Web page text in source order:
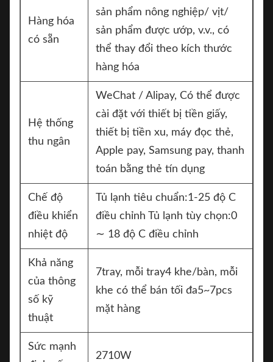
Hàng hóa
có sẵn
sản phẩm nông nghiệp/ vịt/
sản phẩm được ướp, v.v., có
thể thay đổi theo kích thước
hàng hóa
Hệ thống
thu ngân
WeChat / Alipay, Có thể được
cài đặt với thiết bị tiền giấy,
thiết bị tiền xu, máy đọc thẻ,
Apple pay, Samsung pay, thanh
toán bằng thẻ tín dụng
Chế độ
điều khiển
nhiệt độ
Tủ lạnh tiêu chuẩn:1-25 độ C
điều chỉnh Tủ lạnh tùy chọn:0
∼ 18 độ C điều chỉnh
Khả năng
của thông
số kỹ
thuật
7tray, mỗi tray4 khe/bàn, mỗi
khe có thể bán tối đa5~7pcs
mặt hàng
Sức mạnh
2710W